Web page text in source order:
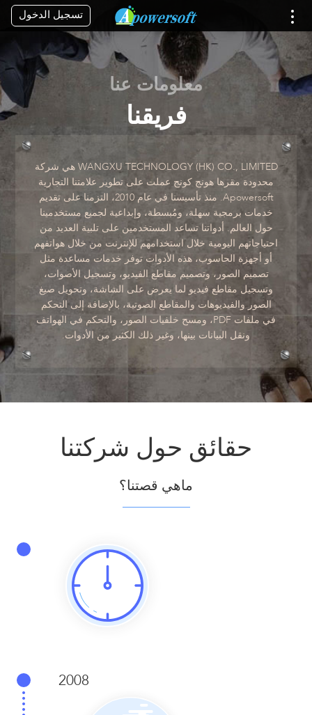
تسجيل الدخول
معلومات عنا
فريقنا
WANGXU TECHNOLOGY (HK) CO., LIMITED هي شركة
محدودة مقرها هونج كونج عملت على تطوير علامتنا التجارية
Apowersoft. منذ تأسيسنا في عام 2010، التزمنا على تقديم
خدمات برمجية سهلة، ومُبسطة، وإبداعية لجميع مستخدمينا
حول العالم. أدواتنا تساعد المستخدمين على تلبية العديد من
احتياجاتهم اليومية خلال استخدامهم للإنترنت من خلال هواتفهم
أو أجهزة الحاسوب، هذه الأدوات توفر خدمات مساعدة مثل
تصميم الصور، وتصميم مقاطع الفيديو، وتسجيل الأصوات،
وتسجيل مقاطع فيديو لما يعرض على الشاشة، وتحويل صيغ
الصور والفيديوهات والمقاطع الصوتية، بالإضافة إلى التحكم
في ملفات PDF، ومسح خلفيات الصور، والتحكم في الهواتف
ونقل البيانات بينها، وغير ذلك الكثير من الأدوات.
حقائق حول شركتنا
ماهي قصتنا؟
2008